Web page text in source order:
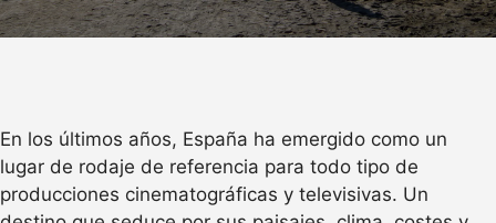
En los últimos años, España ha emergido como un
lugar de rodaje de referencia para todo tipo de
producciones cinematográficas y televisivas. Un